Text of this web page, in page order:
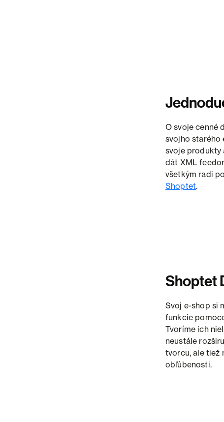
O svoje cenné
svojho starého
svoje produkty
dát XML
všetkým radi
Shoptet.
Shoptet
Svoj e-shop si
funkcie
Tvoríme ich
neustále
tvorcu, ale tiež
obľúbenosti.